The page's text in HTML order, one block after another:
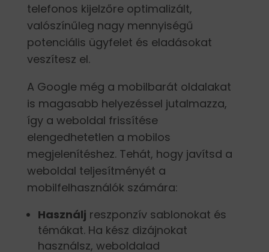
telefonos kijelzőre optimalizált,
valószínűleg nagy mennyiségű
potenciális ügyfelet és eladásokat
veszítesz el.
A Google még a mobilbarát oldalakat
is magasabb helyezéssel jutalmazza,
így a weboldal frissítése
elengedhetetlen a mobilos
megjelenítéshez. Tehát, hogy javítsd a
weboldal teljesítményét a
mobilfelhasználók számára:
Használj reszponzív sablonokat és
témákat. Ha kész dizájnokat
használsz, weboldalad